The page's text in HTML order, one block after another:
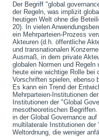
Der Begriff "global
der Regeln, was implizit
heutigen Welt ohne die
20). In vielen
ein Mehrparteien-Prozess
Akteuren (d.h. öffentliche
und transnationalen
Ausmaß, in dem private
globalen Normen und
heute eine wichtige Rolle bei
Vorschriften spielen, ebenso
Es kann ein Trend der
Mehrparteien-Institutionen
Institutionen der "Global
mesotheoretischen
in der Global Governance
multilaterale Institutionen
Weltordnung, die weniger